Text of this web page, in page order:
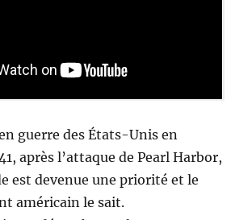
guerre des États-Unis en
après l’attaque de Pearl Harbor,
est devenue une priorité et le
américain le sait.